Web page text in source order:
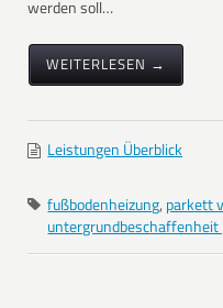
werden soll…
WEITERLESEN →
Leistungen Überblick
fußbodenheizung, parkett